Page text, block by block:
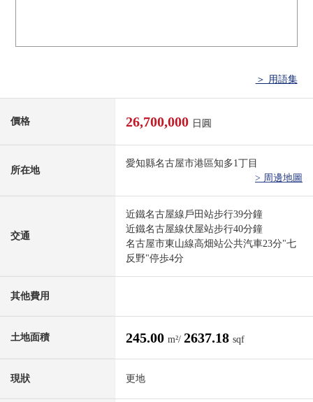
＞ 用語集
價格 26,700,000 日圓
所在地
愛知縣名古屋市港區知多1丁目
> 周邊地圖
交通
近鐵名古屋線戶田站步行39分鐘
近鐵名古屋線伏屋站步行40分鐘
名古屋市東山線高畑站公共汽車23分"七
反野"停歩4分
其他費用
土地面積 245.00 m²/ 2637.18 sqf
現狀 更地